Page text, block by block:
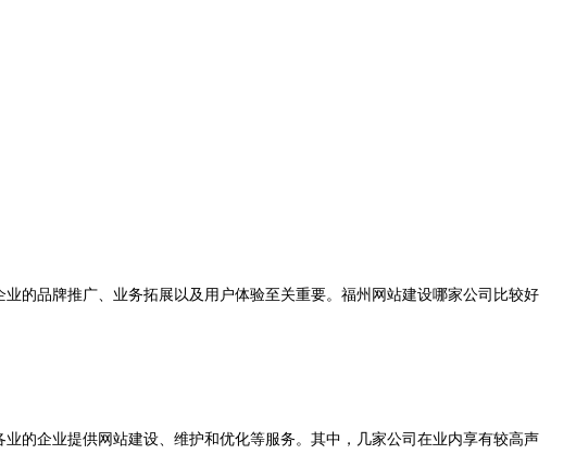
的品牌推广、业务拓展以及用户体验至关重要。福州网站建设哪家公司比较好
的企业提供网站建设、维护和优化等服务。其中，几家公司在业内享有较高声